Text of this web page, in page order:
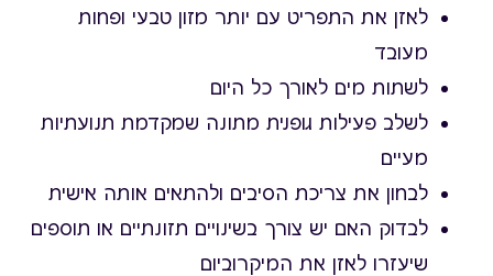
לאזן את התפריט עם יותר מזון טבעי ופחות
מעובד
לשתות מים לאורך כל היום
לשלב פעילות גופנית מתונה שמקדמת תנועתיות
מעיים
לבחון את צריכת הסיבים ולהתאים אותה אישית
לבדוק האם יש צורך בשינויים תזונתיים או תוספים
שיעזרו לאזן את המיקרוביום